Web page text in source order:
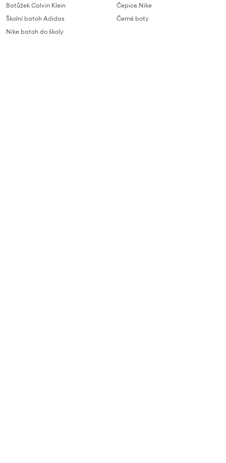
Batůžek Calvin Klein
Školní batoh Adidas
Nike batoh do školy
Čepice Nike
Černé boty